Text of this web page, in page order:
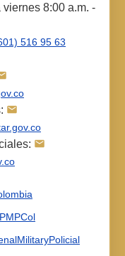
viernes 8:00 a.m. -
516 95 63